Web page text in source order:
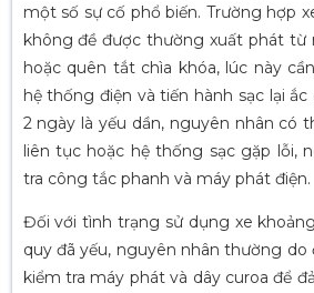
một số sự cố phổ biến. Trường hợp
không đề được thường xuất phát từ
hoặc quên tắt chìa khóa, lúc này
hệ thống điện và tiến hành sạc lại
2 ngày là yếu dần, nguyên nhân có
liên tục hoặc hệ thống sạc gặp lỗi,
tra công tắc phanh và máy phát điện.
Đối với tình trạng sử dụng xe
quy đã yếu, nguyên nhân thường do
kiểm tra máy phát và dây curoa để